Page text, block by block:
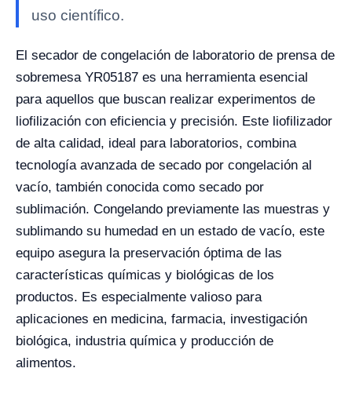
uso científico.
El secador de congelación de laboratorio de prensa de
sobremesa YR05187 es una herramienta esencial
para aquellos que buscan realizar experimentos de
liofilización con eficiencia y precisión. Este liofilizador
de alta calidad, ideal para laboratorios, combina
tecnología avanzada de secado por congelación al
vacío, también conocida como secado por
sublimación. Congelando previamente las muestras y
sublimando su humedad en un estado de vacío, este
equipo asegura la preservación óptima de las
características químicas y biológicas de los
productos. Es especialmente valioso para
aplicaciones en medicina, farmacia, investigación
biológica, industria química y producción de
alimentos.